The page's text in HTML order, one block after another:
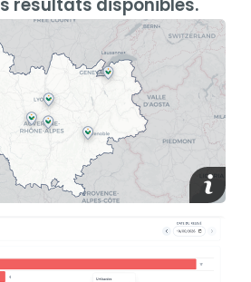
résultats disponibles.